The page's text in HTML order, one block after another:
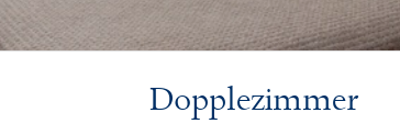
Dopplezimmer